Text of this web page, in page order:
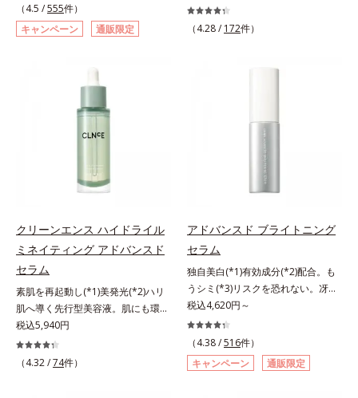
(*1)美容液。ポーラ化成 研究所の独
自研究で見出した、速攻型ナイアシ
ンアミド複合体(*2)と浸透サポート
有効成分「ナイアシンアミド」の浸
透スピードがアップ(*5)し、浸透し
にくい大人肌の深く(*3)まで素早く
届けます。真皮のコラーゲン産生を
促進し、年齢とともに刻まれる深い
メラニン生成を防ぎ未来のシミ・ソ
バカスを予防します。さらに独自研
(*6)で大人肌にハリ感をプラス。す
るっと伸び広がるテクスチャー
で、"顔全体にご使用いただける設
計"。見えているシワはもちろん、
自分では気づきにくい死角のシワの
改善にも効果を発揮します。*1 メ
ラニンの生成を抑え、シミ・ソバカ
スを防ぐ*2 ナイアシンアミド（有
効成分）、水添大豆リン脂質、フィ
（4.5 /555件）
キャンペーン
通販限定
みなぎるまなざしへ。レチノール
(*1)配合の目元美容液です。目元悩
り、肌表面にピン！としたハリ感を
与え、さらに疑似セラミド(*3)が角
層の隙間に浸透(*4)。夜のスキンケ
アの最後にプラスすることで乾燥に
よる小ジワを目立たなくし、ハリ感
チノール配合＝保湿成分*2 パルミ
成分*3 ラウロイルグルタミン酸ジ
（フィトステリル/オクチルドデシ
ル）配合＝保湿成分*4 角層まで
（4.28 / 172件）
クリーンエンス ハイドライル
ミネイティング アドバンスド
セラム
素肌を再起動し(*1)美発光(*2)ハリ
肌へ導く先行型美容液。肌にも環境
にも、いいことを——。
「CLEANENCE（クリーンエン
ス）」が目指すのは、まっさらな素
税込5,940円
（4.32 /74件）
アドバンスド ブライトニング
セラム
独自美白(*1)有効成分(*2)配合。も
うシミ(*3)リスクを恐れない。冴え
わたる透明美肌(*4)へ。先端肌科学
が導く、透明感あふれる輝き(*4)
へ。今の自分の肌も未来の肌もあき
らめない、自分史上最高の冴えわた
る透明美肌(*4)を目指すには、美肌
税込4,620円～
（4.38 /516件）
キャンペーン
通販限定